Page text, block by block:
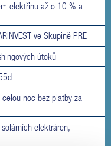
elektřinu až o 10 % a
ve Skupině PRE
útoků
noc bez platby za
elektráren,